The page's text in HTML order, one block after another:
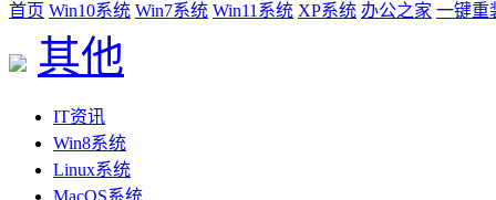
首页 Win10系统 Win7系统 Win11系统 XP系统 办公之家 一键重
其他
IT资讯
Win8系统
Linux系统
MacOS系统